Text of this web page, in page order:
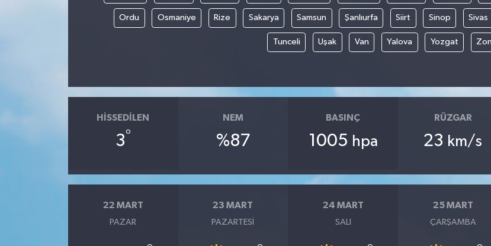
Ordu Osmaniye Rize Sakarya Samsun Şanlıurfa Siirt Sinop Sivas
Tunceli Uşak Van Yalova Yozgat
HISSEDILEN
3°
NEM
%87
BASINÇ
1005 hpa
RÜZGAR
23 km/s
22 MART
PAZAR
23 MART
PAZARTESI
24 MART
SALI
25 MART
ÇARŞAMBA